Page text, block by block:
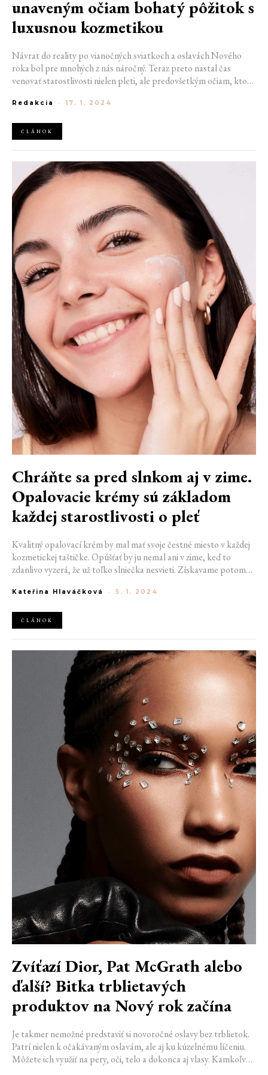
unaveným očiam bohatý pôžitok s
luxusnou kozmetikou
Návrat do reality po vianočných sviatkoch a oslavách Nového
roka bol pre mnohých z nás náročný. Teraz preto nastal čas
venovať starostlivosti nielen pleti, ale predovšetkým očiam, ktoré
vysušeného očného okolia alebo výraznejších vrások. Objavte teda
oči a vrátiť im späť sviežosť.
Redakcia - 17. 1. 2024
ČLÁNOK
Chráňte sa pred slnkom aj v zime.
Opalovacie krémy sú základom
každej starostlivosti o pleť
Kvalitný opalovací krém by mal mať svoje čestné miesto v každej
kozmetickej taštičke. Opúšťať by ju nemal ani v zime, keď to
zdanlivo vyzerá, že už toľko slniečka nesvieti. Získavame potom
"extra" krémom. Opak je pravdou. Chrániť by sme sa mali každý
opaľovacie krémy správne používať.
Kateřina Hlaváčková - 5. 1. 2024
ČLÁNOK
Zvíťazí Dior, Pat McGrath alebo
ďalší? Bitka trblietavých
produktov na Nový rok začína
Je takmer nemožné predstaviť si novoročné oslavy bez trblietok.
Patrí nielen k očakávaným oslavám, ale aj ku kúzelnému líčeniu.
Môžete ich využiť na pery, oči, telo a dokonca aj vlasy. Kamkoľvek